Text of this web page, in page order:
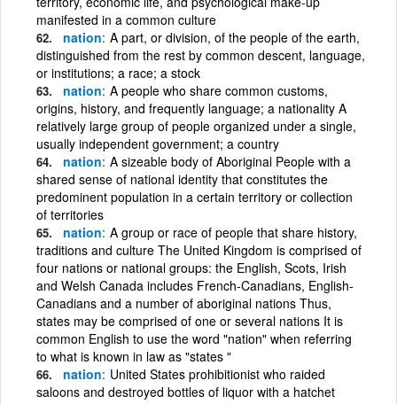
manifested in a common culture
nation A part, or division, of the people of the earth,
distinguished from the rest by common descent, language,
or institutions; a race; a stock
nation A people who share common customs,
origins, history, and frequently language; a nationality A
relatively large group of people organized under a single,
usually independent government; a country
nation A sizeable body of Aboriginal People with a
shared sense of national identity that constitutes the
predominent population in a certain territory or collection
of territories
nation A group or race of people that share history,
traditions and culture The United Kingdom is comprised of
four nations or national groups: the English, Scots, Irish
and Welsh Canada includes French-Canadians, English-
Canadians and a number of aboriginal nations Thus,
states may be comprised of one or several nations It is
common English to use the word "nation" when referring
to what is known in law as "states "
nation United States prohibitionist who raided
saloons and destroyed bottles of liquor with a hatchet